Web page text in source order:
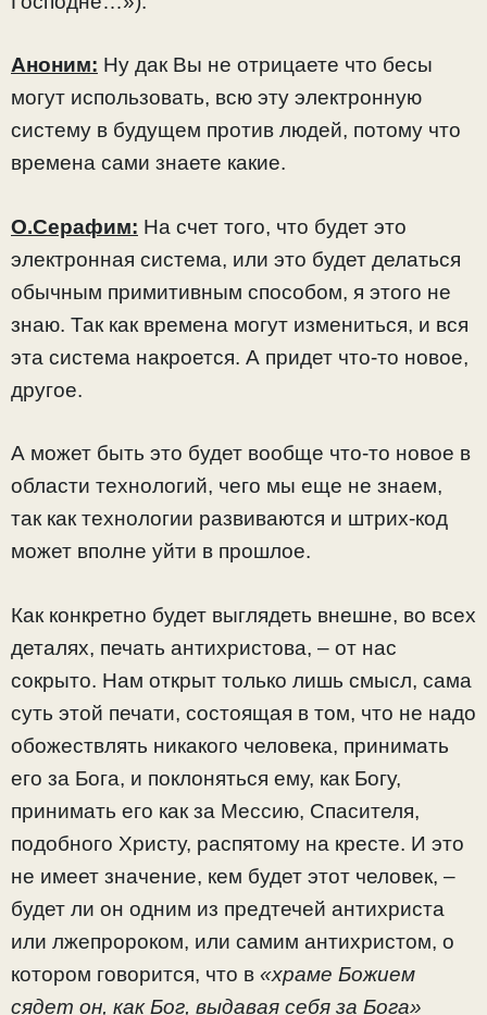
Аноним: Ну дак Вы не отрицаете что бесы
могут использовать, всю эту электронную
систему в будущем против людей, потому что
времена сами знаете какие.
О.Серафим: На счет того, что будет это
электронная система, или это будет делаться
обычным примитивным способом, я этого не
знаю. Так как времена могут измениться, и вся
эта система накроется. А придет что-то новое,
другое.
А может быть это будет вообще что-то новое в
области технологий, чего мы еще не знаем,
так как технологии развиваются и штрих-код
может вполне уйти в прошлое.
Как конкретно будет выглядеть внешне, во всех
деталях, печать антихристова, – от нас
сокрыто. Нам открыт только лишь смысл, сама
суть этой печати, состоящая в том, что не надо
обожествлять никакого человека, принимать
его за Бога, и поклоняться ему, как Богу,
принимать его как за Мессию, Спасителя,
подобного Христу, распятому на кресте. И это
не имеет значение, кем будет этот человек, –
будет ли он одним из предтечей антихриста
или лжепророком, или самим антихристом, о
котором говорится, что в «храме Божием
сядет он, как Бог, выдавая себя за Бога»